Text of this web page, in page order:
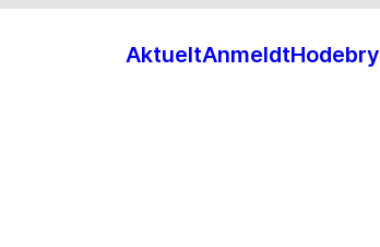
AktueltAnmeldtHodebry